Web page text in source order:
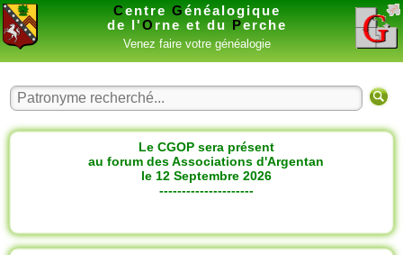
Centre Généalogique
de l'O rne et du Perche
Venez faire votre généalogie
Le CGOP sera présent
au forum des Associations d'Argentan
le 12 Septembre 2026
---------------------